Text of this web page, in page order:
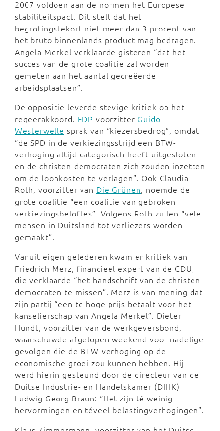
2007 voldoen aan de normen het Europese
stabiliteitspact. Dit stelt dat het
begrotingstekort niet meer dan 3 procent van
het bruto binnenlands product mag bedragen.
Angela Merkel verklaarde gisteren “dat het
succes van de grote coalitie zal worden
gemeten aan het aantal gecreëerde
arbeidsplaatsen”.
De oppositie leverde stevige kritiek op het
regeerakkoord. FDP-voorzitter Guido
Westerwelle sprak van “kiezersbedrog”, omdat
“de SPD in de verkiezingsstrijd een BTW-
verhoging altijd categorisch heeft uitgesloten
en de christen-democraten zich zouden inzetten
om de loonkosten te verlagen”. Ook Claudia
Roth, voorzitter van Die Grünen, noemde de
grote coalitie “een coalitie van gebroken
verkiezingsbeloftes”. Volgens Roth zullen “vele
mensen in Duitsland tot verliezers worden
gemaakt”.
Vanuit eigen gelederen kwam er kritiek van
Friedrich Merz, financieel expert van de CDU,
die verklaarde “het handschrift van de christen-
democraten te missen”. Merz is van mening dat
zijn partij “een te hoge prijs betaalt voor het
kanselierschap van Angela Merkel”. Dieter
Hundt, voorzitter van de werkgeversbond,
waarschuwde afgelopen weekend voor nadelige
gevolgen die de BTW-verhoging op de
economische groei zou kunnen hebben. Hij
werd hierin gesteund door de directeur van de
Duitse Industrie- en Handelskamer (DIHK)
Ludwig Georg Braun: “Het zijn té weinig
hervormingen en téveel belastingverhogingen”.